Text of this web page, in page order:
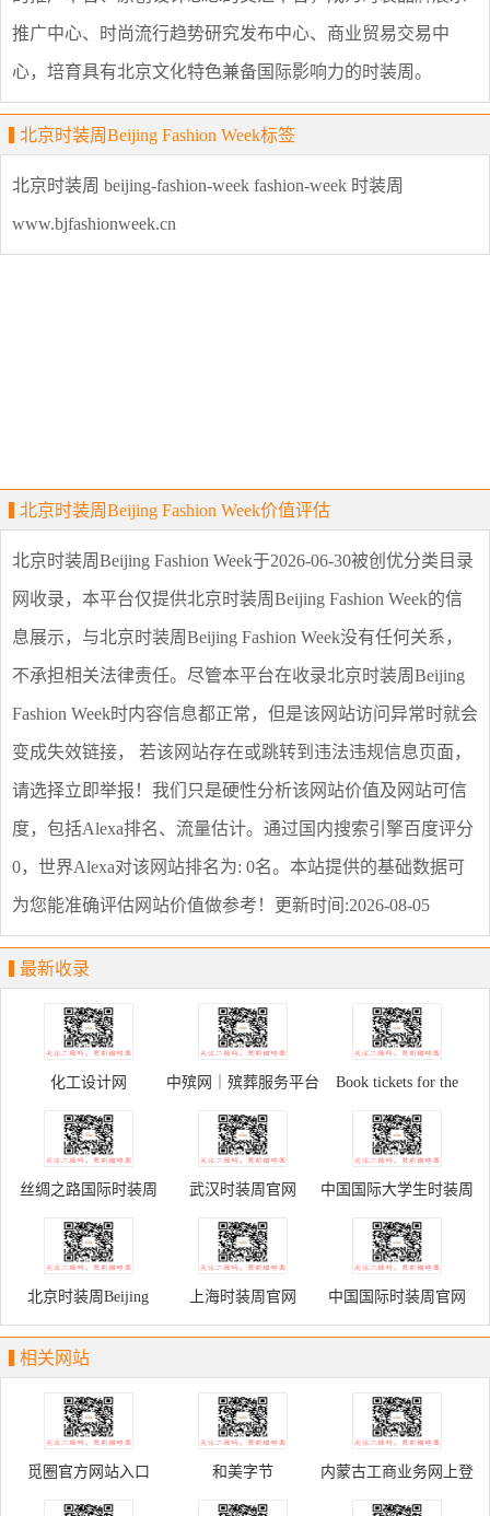
推广中心、时尚流行趋势研究发布中心、商业贸易交易中
心，培育具有北京文化特色兼备国际影响力的时装周。
北京时装周Beijing Fashion Week标签
北京时装周 beijing-fashion-week fashion-week 时装周
www.bjfashionweek.cn
北京时装周Beijing Fashion Week价值评估
北京时装周Beijing Fashion Week于2026-06-30被创优分类目录
网收录，本平台仅提供北京时装周Beijing Fashion Week的信
息展示，与北京时装周Beijing Fashion Week没有任何关系，
不承担相关法律责任。尽管本平台在收录北京时装周Beijing
Fashion Week时内容信息都正常，但是该网站访问异常时就会
变成失效链接， 若该网站存在或跳转到违法违规信息页面，
请选择立即举报 ！我们只是硬性分析该网站价值及网站可信
度，包括Alexa排名、流量估计。通过国内搜索引擎百度评分
0，世界Alexa对该网站排名为: 0名。本站提供的基础数据可
为您能准确评估网站价值做参考！ 更新时间:2026-08-05
最新收录
化工设计网 中殡网｜殡葬服务平台 Book tickets for the
Palace Museum
丝绸之路国际时装周 武汉时装周官网 中国国际大学生时装周
北京时装周Beijing
Fashion Week
上海时装周官网 中国国际时装周官网
相关网站
觅圈官方网站入口 和美字节 内蒙古工商业务网上登